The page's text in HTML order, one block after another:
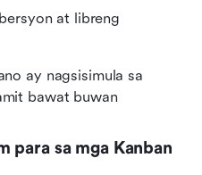
at libreng
ay nagsisimula sa
bawat buwan
para sa mga Kanban